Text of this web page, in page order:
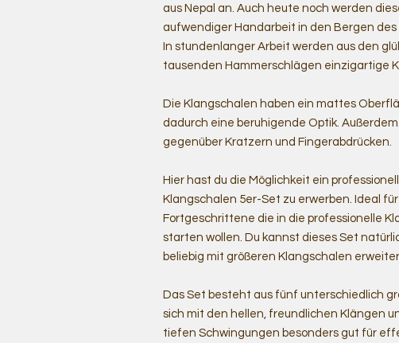
aus Nepal an. Auch heute noch werden
aufwendiger Handarbeit in den Bergen
In stundenlanger Arbeit werden aus den
tausenden Hammerschlägen einzigartige
Die Klangschalen haben ein mattes
dadurch eine beruhigende Optik.
gegenüber Kratzern und Fingerabdrücken.
Hier hast du die Möglichkeit ein
Klangschalen 5er-Set zu erwerben. Ideal
Fortgeschrittene die in die professionelle
starten wollen. Du kannst dieses Set
beliebig mit größeren Klangschalen
Das Set besteht aus fünf unterschiedlich
sich mit den hellen, freundlichen Klängen
tiefen Schwingungen besonders gut für